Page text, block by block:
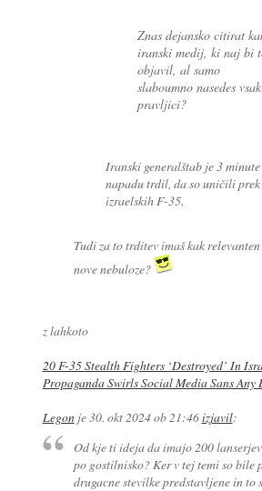
Znas dejansko citirat
iranski medij, ki naj bi
objavil, al samo
slaboumno nasedes
pravljici?
Iranski generalštab je 3
napadu trdil, da so uničili
izraelskih F-35.
Tudi za to trditev imaš kak
nove nebuloze?
z lahkoto
20 F-35 Stealth Fighters ‘Destroyed’ In
Propaganda Swirls Social Media Sans Any
Legonje30. okt 2024 ob 21:46izjavil:
Od kje ti ideja da imajo 200
po gostilnisko? Ker v tej temi so bile
drugacne stevilke predstavljene in to